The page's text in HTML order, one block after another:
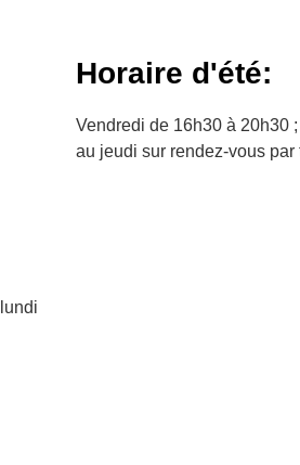
Horaire d'été:
Vendredi de 16h30 à 20h30
au jeudi sur rendez-vous par